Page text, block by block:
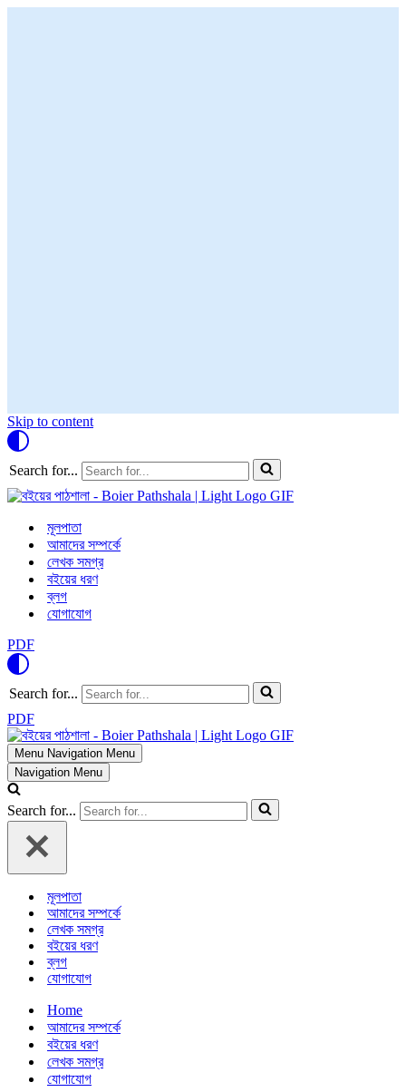
Skip to content
Search for...
মূলপাতা
আমাদের সম্পর্কে
লেখক সমগ্র
বইয়ের ধরণ
ব্লগ
যোগাযোগ
PDF
Search for...
PDF
Menu Navigation Menu
Navigation Menu
Search for...
মূলপাতা
আমাদের সম্পর্কে
লেখক সমগ্র
বইয়ের ধরণ
ব্লগ
যোগাযোগ
Home
আমাদের সম্পর্কে
বইয়ের ধরণ
লেখক সমগ্র
যোগাযোগ